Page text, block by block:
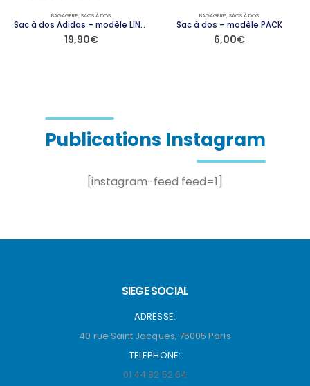
BAGAGERIE, SACS À DOS
Sac à dos Adidas – modèle LINEAR
19,90€
BAGAGERIE, SACS À DOS
Sac à dos – modèle PACK
6,00€
Publications Instagram
[instagram-feed feed=1]
SIEGE SOCIAL
ADRESSE:
40 rue Saint Jacques, 75005 Paris
TELEPHONE:
01 44 82 52 64